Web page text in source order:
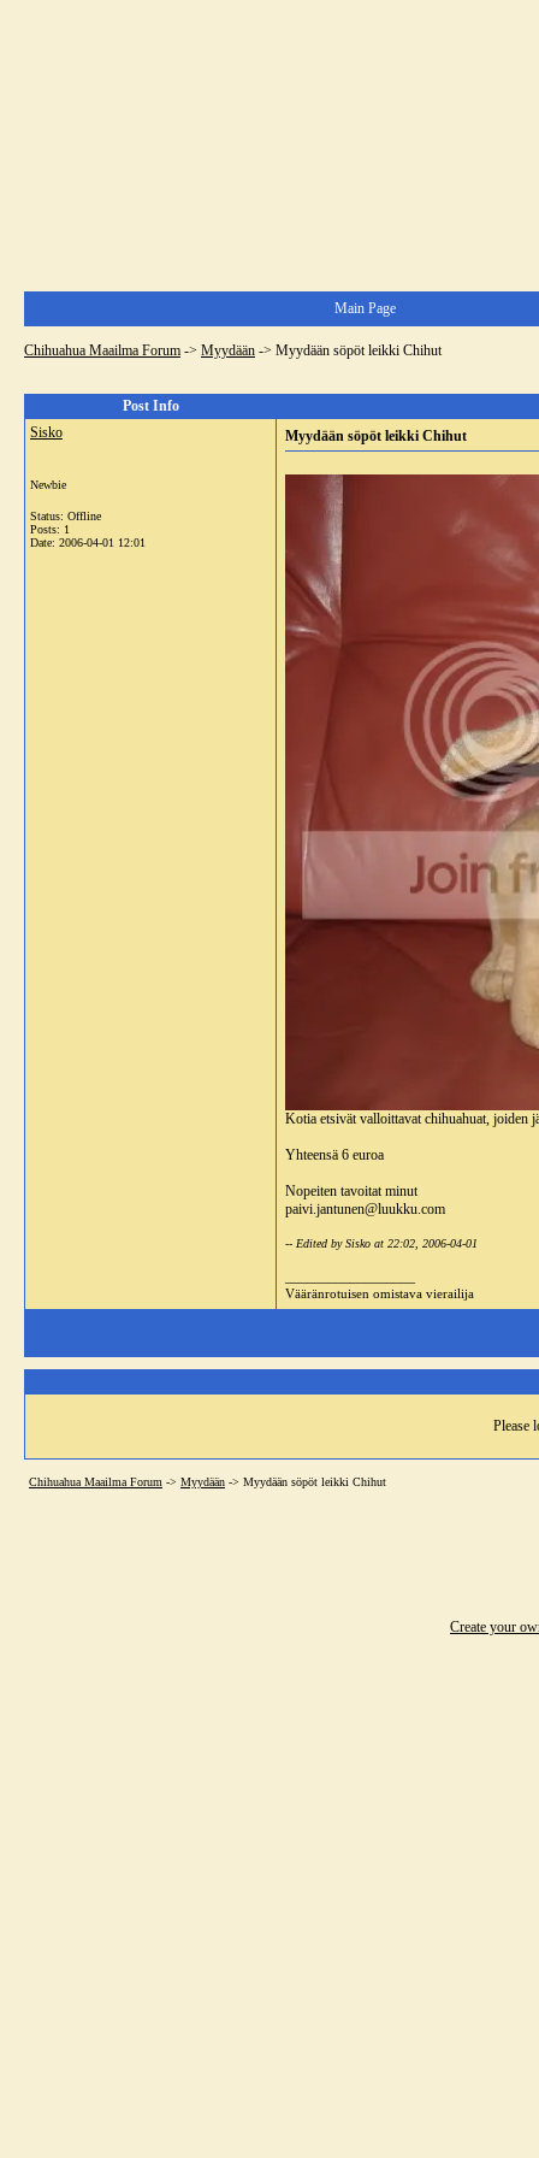
Main Page
Chihuahua Maailma Forum -> Myydään -> Myydään söpöt leikki Chihut
Post Info
Sisko
Newbie
Status: Offline
Posts: 1
Date: 2006-04-01 12:01
Myydään söpöt leikki Chihut
Kotia etsivät valloittavat chihuahuat, joiden
Yhteensä 6 euroa
Nopeiten tavoitat minut
paivi.jantunen@luukku.com
-- Edited by Sisko at 22:02, 2006-04-01
Vääränrotuisen omistava vierailija
Please
Chihuahua Maailma Forum -> Myydään -> Myydään söpöt leikki Chihut
Create your